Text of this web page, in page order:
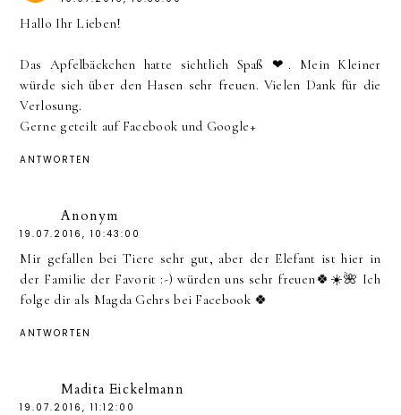
Hallo Ihr Lieben!
Das Apfelbäckchen hatte sichtlich Spaß ❤. Mein Kleiner
würde sich über den Hasen sehr freuen. Vielen Dank für die
Verlosung.
Gerne geteilt auf Facebook und Google+
ANTWORTEN
Anonym
19.07.2016, 10:43:00
Mir gefallen bei Tiere sehr gut, aber der Elefant ist hier in
der Familie der Favorit :-) würden uns sehr freuen🍀☀️🌺 Ich
folge dir als Magda Gehrs bei Facebook 🍀
ANTWORTEN
Madita Eickelmann
19.07.2016, 11:12:00